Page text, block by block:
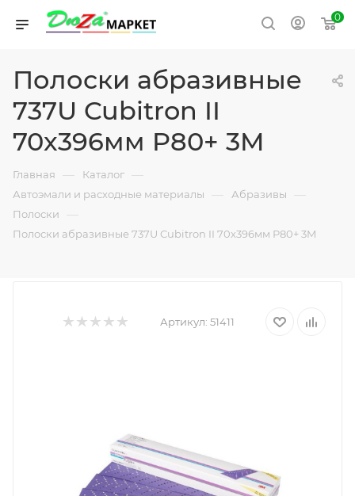
0
Полоски абразивные
737U Cubitron II
70x396мм P80+ 3M
Главная — Каталог —
Автоэмали и расходные материалы — Абразивы —
Полоски —
Полоски абразивные 737U Cubitron II 70x396мм P80+ 3M
Артикул: 51411